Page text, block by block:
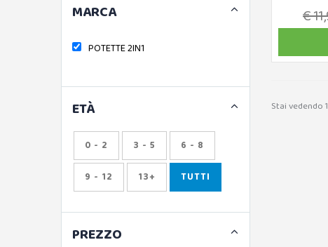
€
Stai vedendo
MARCA
POTETTE 2IN1
ETÀ
0 - 2 3 - 5 6 - 8
9 - 12 13+ TUTTI
PREZZO